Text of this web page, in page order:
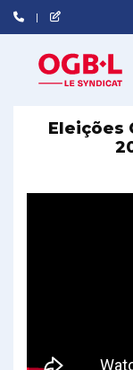
Eleições